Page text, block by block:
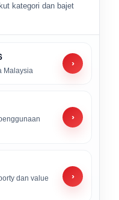
kategori dan bajet
Malaysia
›
›
dan value
›